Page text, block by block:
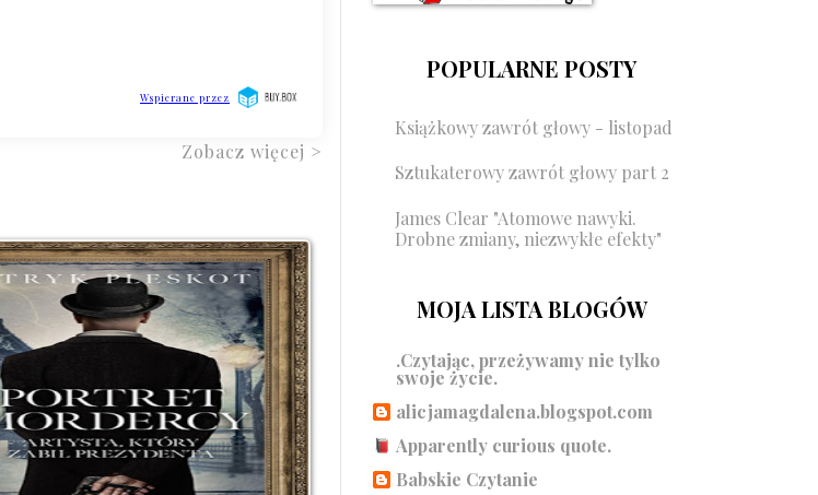
Zobacz więcej >
POPULARNE POSTY
Książkowy zawrót głowy - listopad
Sztukaterowy zawrót głowy part 2
James Clear "Atomowe nawyki.
Drobne zmiany, niezwykłe efekty"
MOJA LISTA BLOGÓW
.Czytając, przeżywamy nie tylko
swoje życie.
alicjamagdalena.blogspot.com
Apparently curious quote.
Babskie Czytanie